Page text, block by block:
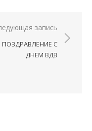
запись
ПОЗДРАВЛЕНИЕ С
ДНЕМ ВДВ